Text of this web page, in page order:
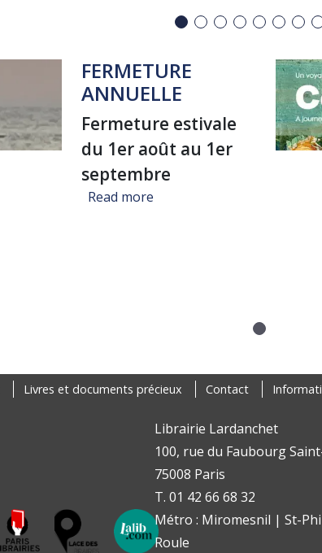
FERMETURE
ANNUELLE
Fermeture estivale
du 1er août au 1er
septembre
Read moreabout FERMETURE
Livres et documents précieux Contact
Librairie Lardanchet
100, rue du Faubourg
75008 Paris
T. 01 42 66 68 32
Métro : Miromesnil | St-
Roule